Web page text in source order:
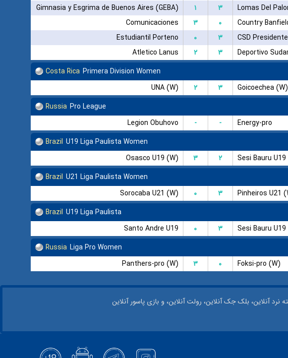
Gimnasia y Esgrima de Buenos Aires (GEBA)
۱ ۳ Lomas Del
Comunicaciones
۳ ۰ Country
Estudiantil Porteno
۰ ۳ CSD
Atletico Lanus
۲ ۳ Deportivo
Costa Rica Primera Division Women
UNA (W)
۲ ۳ Goicoechea (W)
Russia Pro League
Legion Obuhovo
- - Energy-pro
Brazil U19 Liga Paulista Women
Osasco U19 (W)
۳ ۲ Sesi Bauru
Brazil U21 Liga Paulista Women
Sorocaba U21 (W)
۰ ۳ Pinheiros U21
Brazil U19 Liga Paulista
Santo Andre U19
۰ ۳ Sesi Bauru U19
Russia Liga Pro Women
Panthers-pro (W)
۳ ۰ Foksi-pro (W)
نرد آنلاین، بلک جک آنلاین، رولت آنلاین، و بازی پاسور آنلاین